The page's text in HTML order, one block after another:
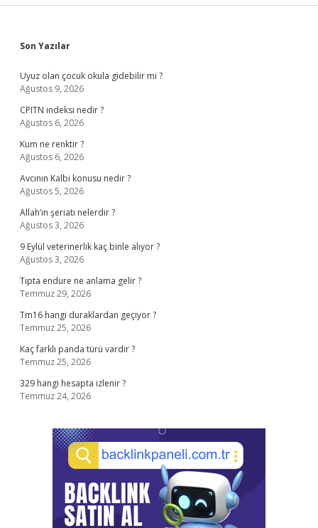
Sidebar
Son Yazılar
Uyuz olan çocuk okula gidebilir mi ?
Ağustos 9, 2026
CPITN indeksi nedir ?
Ağustos 6, 2026
Kum ne renktir ?
Ağustos 6, 2026
Avcının Kalbi konusu nedir ?
Ağustos 5, 2026
Allah’ın şeriatı nelerdir ?
Ağustos 3, 2026
9 Eylül veterinerlik kaç binle alıyor ?
Ağustos 3, 2026
Tıpta endure ne anlama gelir ?
Temmuz 29, 2026
Tm16 hangi duraklardan geçiyor ?
Temmuz 25, 2026
Kaç farklı panda türü vardır ?
Temmuz 25, 2026
329 hangi hesapta izlenir ?
Temmuz 24, 2026